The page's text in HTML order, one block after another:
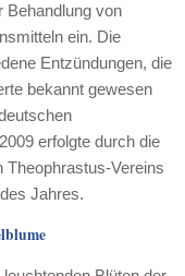
Behandlung von
ein. Die
Entzündungen, die
bekannt gewesen
erfolgte durch die
Theophrastus-Vereins
Jahres.